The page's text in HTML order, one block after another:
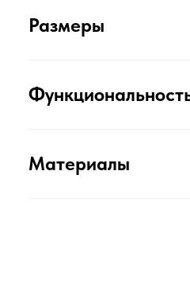
Размеры
Материалы